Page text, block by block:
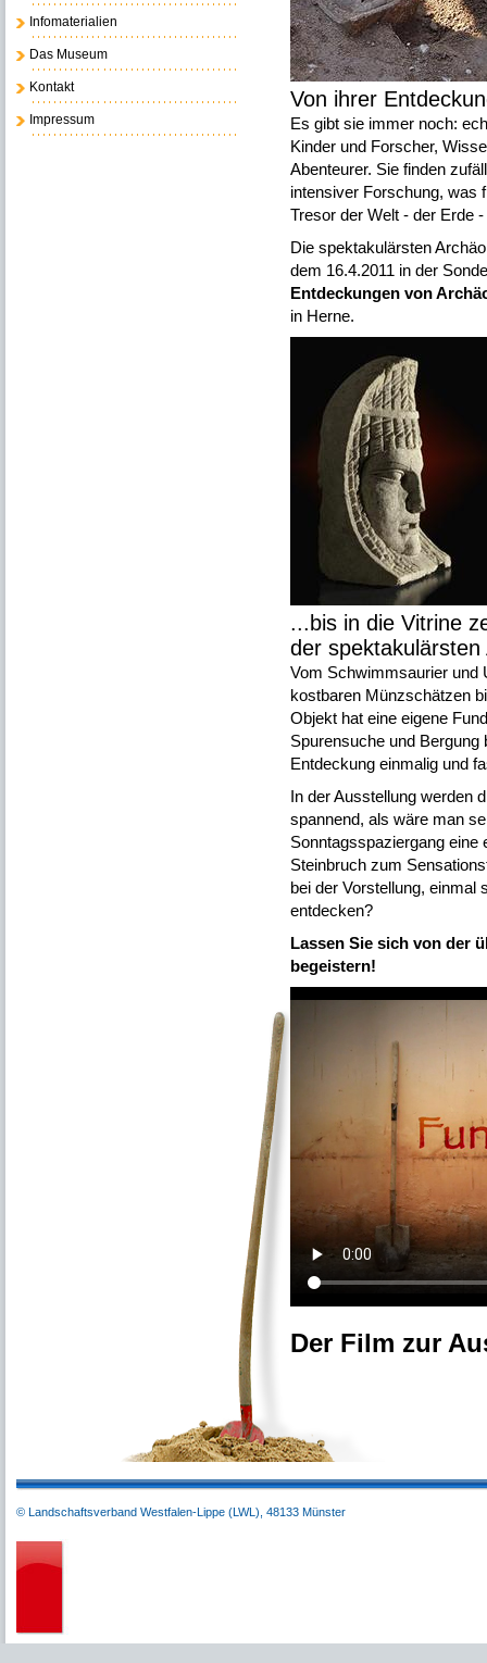
Infomaterialien
Das Museum
Kontakt
Impressum
Von ihrer
Es gibt sie immer noch:
Kinder und Forscher,
Abenteurer. Sie finden
intensiver Forschung, was
Tresor der Welt - der Erde
Die spektakulärsten
dem 16.4.2011 in der
Entdeckungen von
in Herne.
...bis in die Vitrine
der
Vom Schwimmsaurier und
kostbaren Münzschätzen
Objekt hat eine eigene
Spurensuche und
Entdeckung einmalig und
In der Ausstellung werden
spannend, als wäre man
Sonntagsspaziergang eine
Steinbruch zum
bei der Vorstellung, einmal
entdecken?
Lassen Sie sich von der
begeistern!
Der Film zur
© Landschaftsverband Westfalen-Lippe (LWL), 48133 Münster